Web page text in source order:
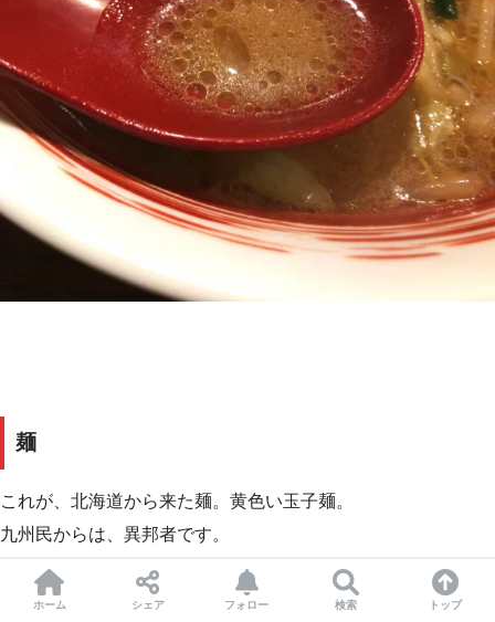
麺
これが、北海道から来た麺。黄色い玉子麺。
九州民からは、異邦者です。
さて、いただきます。
ホーム シェア フォロー 検索 トップ